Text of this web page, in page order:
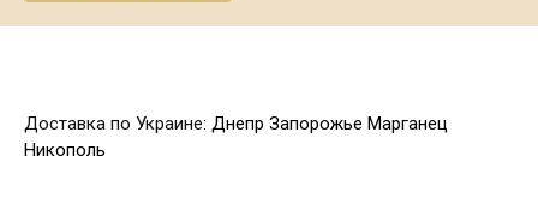
Доставка по Украине: Днепр Запорожье Марганец
Никополь